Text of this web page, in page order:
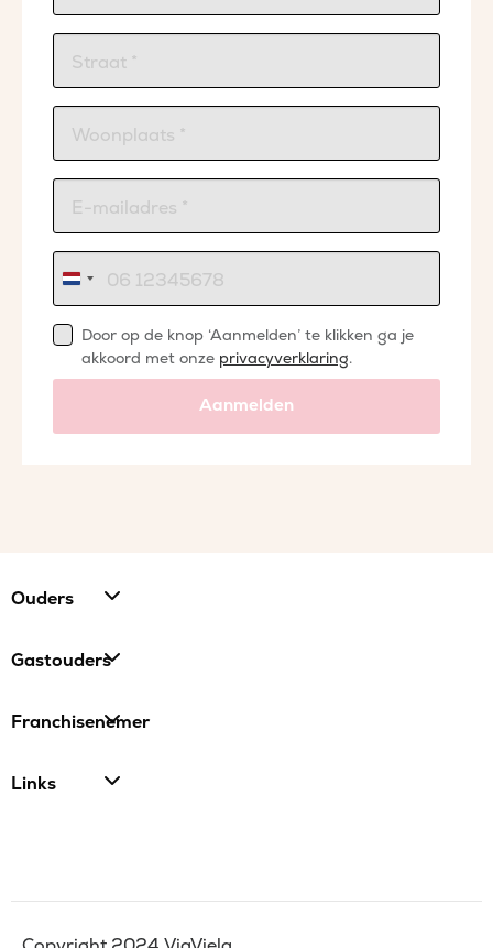
Nederland
+31
Door op de knop ‘Aanmelden’ te klikken ga je
akkoord met onze privacyverklaring.
Aanmelden
Ouders
Gastouders
Franchisenemer
Links